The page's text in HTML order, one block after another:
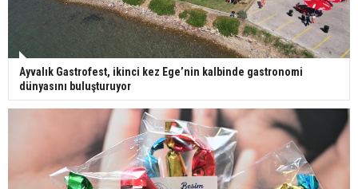
Ayvalık Gastrofest, ikinci kez Ege’nin kalbinde gastronomi
dünyasını buluşturuyor